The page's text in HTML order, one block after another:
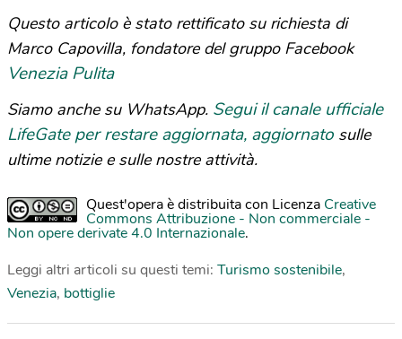
Questo articolo è stato rettificato su richiesta di
Marco Capovilla, fondatore del gruppo Facebook
Venezia Pulita
Siamo anche su WhatsApp. Segui il canale ufficiale
LifeGate per restare aggiornata, aggiornato sulle
ultime notizie e sulle nostre attività.
Quest'opera è distribuita con Licenza Creative
Commons Attribuzione - Non commerciale -
Non opere derivate 4.0 Internazionale.
Leggi altri articoli su questi temi: Turismo sostenibile,
Venezia, bottiglie